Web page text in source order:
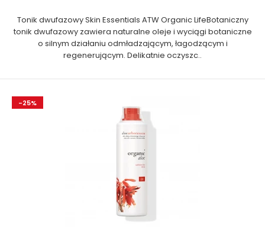
Tonik dwufazowy Skin Essentials ATW Organic LifeBotaniczny
tonik dwufazowy zawiera naturalne oleje i wyciągi botaniczne
o silnym działaniu odmładzającym, łagodzącym i
regenerującym. Delikatnie oczyszc..
-25%